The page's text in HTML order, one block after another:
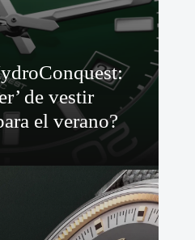
de vestir
el verano?